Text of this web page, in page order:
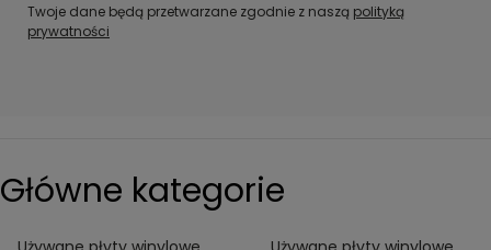
Twoje dane będą przetwarzane zgodnie z naszą polityką
prywatności
Główne kategorie